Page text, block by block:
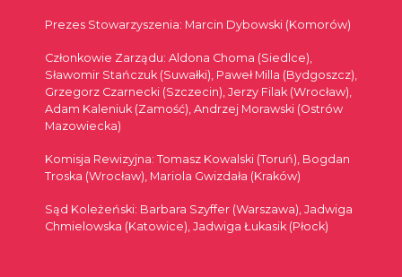
Prezes Stowarzyszenia: Marcin Dybowski (Komorów)
Członkowie Zarządu: Aldona Choma (Siedlce),
Sławomir Stańczuk (Suwałki), Paweł Milla (Bydgoszcz),
Grzegorz Czarnecki (Szczecin), Jerzy Filak (Wrocław),
Adam Kaleniuk (Zamość), Andrzej Morawski (Ostrów
Mazowiecka)
Komisja Rewizyjna: Tomasz Kowalski (Toruń), Bogdan
Troska (Wrocław), Mariola Gwizdała (Kraków)
Sąd Koleżeński: Barbara Szyffer (Warszawa), Jadwiga
Chmielowska (Katowice), Jadwiga Łukasik (Płock)